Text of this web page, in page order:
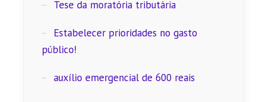
Tese da moratória tributária
Estabelecer prioridades no gasto
público!
auxílio emergencial de 600 reais